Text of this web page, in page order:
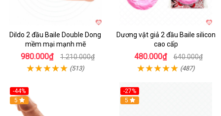
Dildo 2 đầu Baile Double Dong
mềm mại mạnh mẽ
980.000₫ 1.210.000₫
(513)
Dương vật giả 2 đầu Baile silicon
cao cấp
480.000₫ 640.000₫
(487)
-44%
Hot
5
-27%
Hot
5